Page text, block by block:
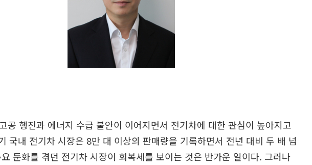
공 행진과 에너지 수급 불안이 이어지면서 전기차에 대한 관심이 높아지고
국내 전기차 시장은 8만 대 이상의 판매량을 기록하면서 전년 대비 두 배 넘
둔화를 겪던 전기차 시장이 회복세를 보이는 것은 반가운 일이다. 그러나